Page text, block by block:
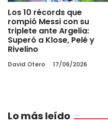
Los 10 récords que
rompió Messi con su
triplete ante Argelia:
Superó a Klose, Pelé y
Rivelino
David Otero 17/06/2026
Lo más leído